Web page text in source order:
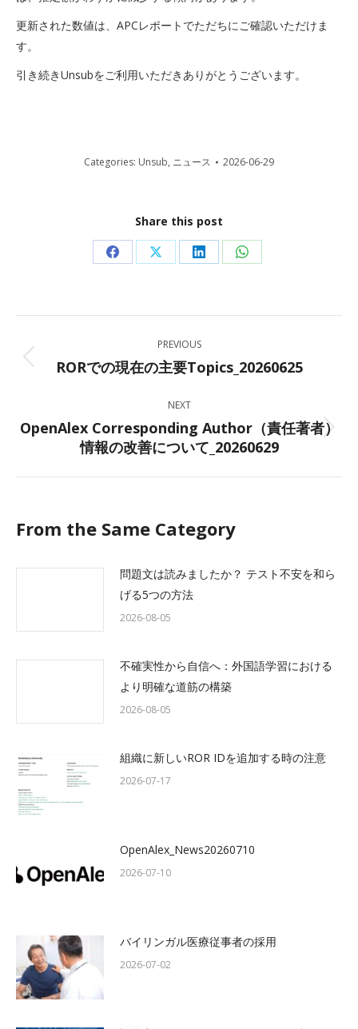
更新された数値は、APCレポートでただちにご確認いただけま
す。
引き続きUnsubをご利用いただきありがとうございます。
Categories: Unsub, ニュース 2026-06-29
Share this post
Share
Facebook
Share
X
Share
LinkedIn
Share
WhatsApp
navigation
PREVIOUS
Previous
RORでの現在の主要Topics_20260625
NEXT
Next
post:
OpenAlex Corresponding Author（責任著者）
情報の改善について_20260629
From the Same Category
問題文は読みましたか？ テスト不安を和ら
げる5つの方法
2026-08-05
不確実性から自信へ：外国語学習における
より明確な道筋の構築
2026-08-05
組織に新しいROR IDを追加する時の注意
2026-07-17
OpenAlex_News20260710
2026-07-10
バイリンガル医療従事者の採用
2026-07-02